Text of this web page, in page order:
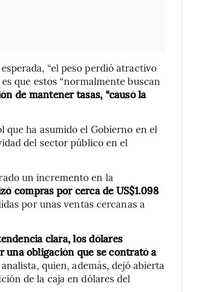
“el peso perdió atractivo
que estos “normalmente buscan
de mantener tasas, “causó la
ha asumido el Gobierno en el
del sector público en el
un incremento en la
compras por cerca de US$1.098
por unas ventas cercanas a
clara, los dólares
una obligación que se contrató a
quien, además, dejó abierta
de la caja en dólares del